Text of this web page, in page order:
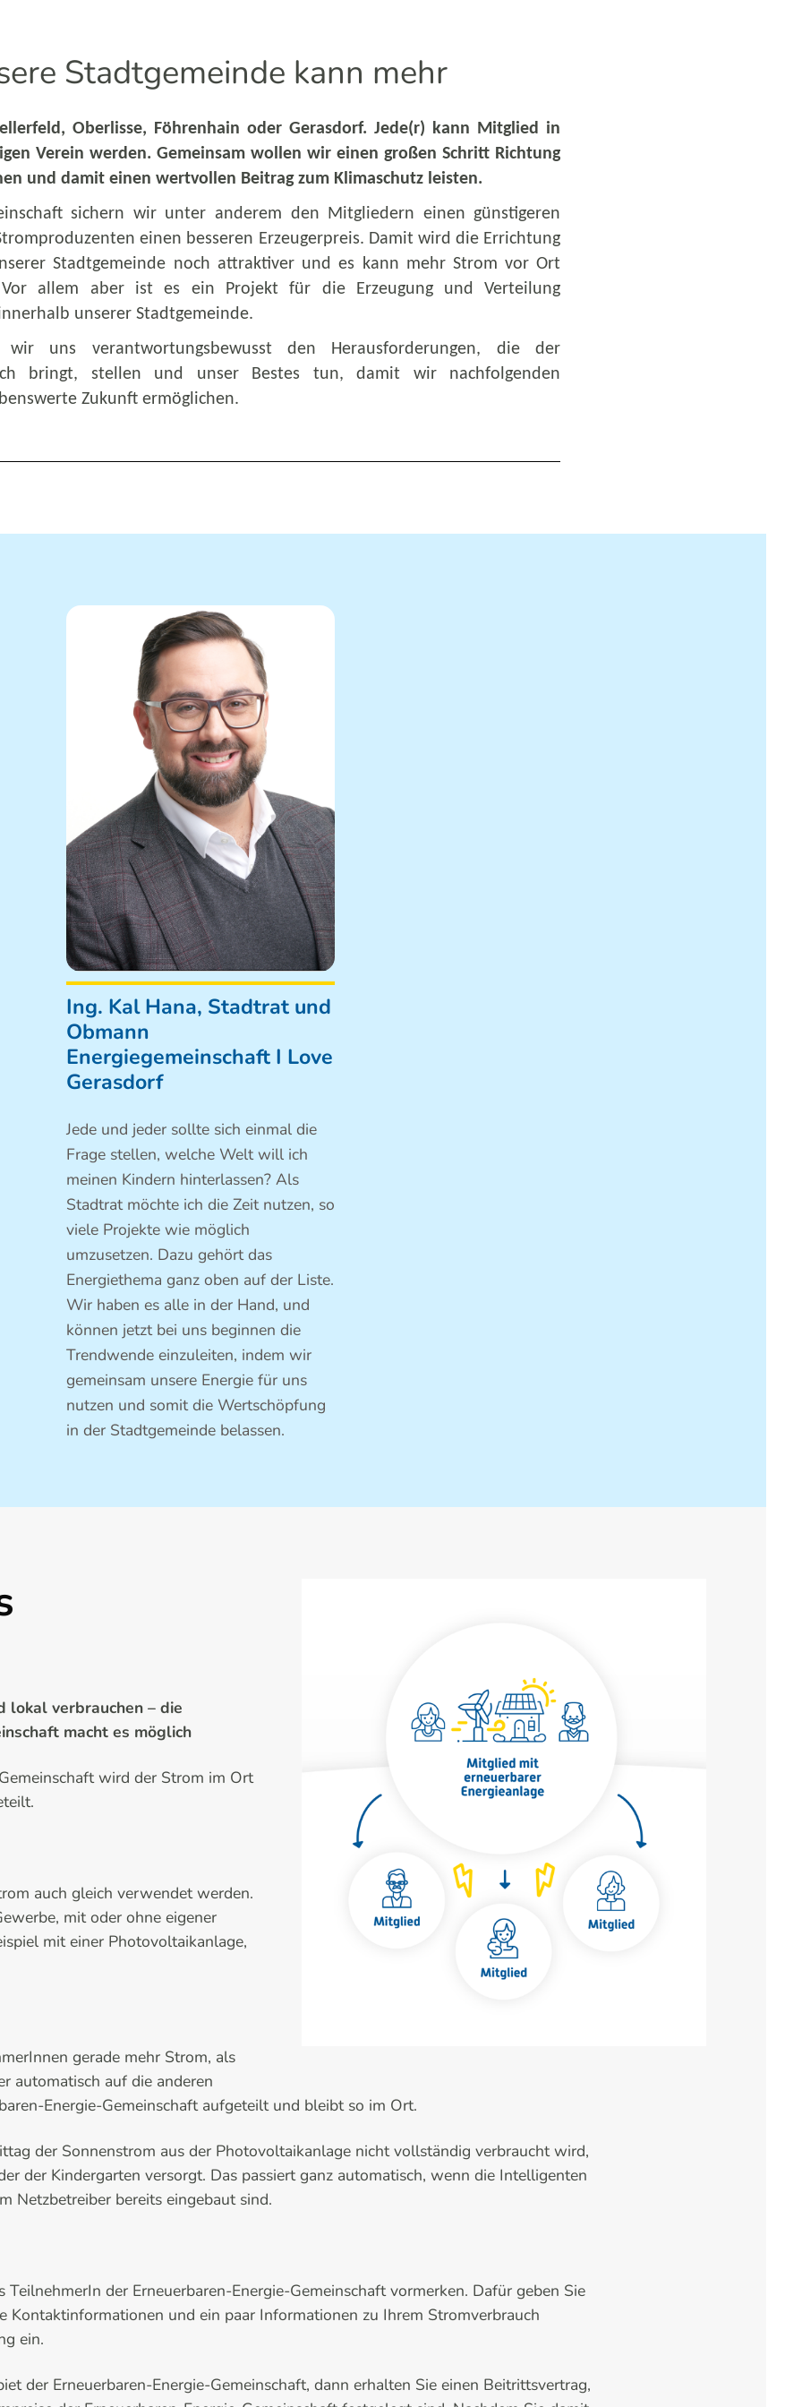
Stadtgemeinde kann mehr
Oberlisse, Föhrenhain oder Gerasdorf. Jede(r) kann Mitglied in
Verein werden. Gemeinsam wollen wir einen großen Schritt Richtung
und damit einen wertvollen Beitrag zum Klimaschutz leisten.
sichern wir unter anderem den Mitgliedern einen günstigeren
einen besseren Erzeugerpreis. Damit wird die Errichtung
Stadtgemeinde noch attraktiver und es kann mehr Strom vor Ort
allem aber ist es ein Projekt für die Erzeugung und Verteilung
unserer Stadtgemeinde.
wir uns verantwortungsbewusst den Herausforderungen, die der
bringt, stellen und unser Bestes tun, damit wir nachfolgenden
Zukunft ermöglichen.
Ing. Kal Hana, Stadtrat und
Obmann
Energiegemeinschaft I Love
Gerasdorf
Jede und jeder sollte sich einmal die
Frage stellen, welche Welt will ich
meinen Kindern hinterlassen? Als
Stadtrat möchte ich die Zeit nutzen, so
viele Projekte wie möglich
umzusetzen. Dazu gehört das
Energiethema ganz oben auf der Liste.
Wir haben es alle in der Hand, und
können jetzt bei uns beginnen die
Trendwende einzuleiten, indem wir
gemeinsam unsere Energie für uns
nutzen und somit die Wertschöpfung
in der Stadtgemeinde belassen.
lokal verbrauchen – die
macht es möglich
wird der Strom im Ort
auch gleich verwendet werden.
mit oder ohne eigener
mit einer Photovoltaikanlage,
gerade mehr Strom, als
automatisch auf die anderen
Energie-Gemeinschaft aufgeteilt und bleibt so im Ort.
der Sonnenstrom aus der Photovoltaikanlage nicht vollständig verbraucht wird,
der Kindergarten versorgt. Das passiert ganz automatisch, wenn die Intelligenten
Netzbetreiber bereits eingebaut sind.
TeilnehmerIn der Erneuerbaren-Energie-Gemeinschaft vormerken. Dafür geben Sie
Kontaktinformationen und ein paar Informationen zu Ihrem Stromverbrauch
ein.
der Erneuerbaren-Energie-Gemeinschaft, dann erhalten Sie einen Beitrittsvertrag,